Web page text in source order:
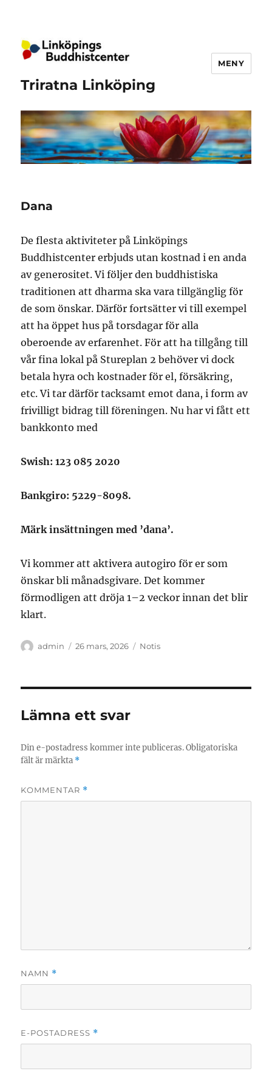
Triratna Linköping
MENY
Dana
De flesta aktiviteter på Linköpings
Buddhistcenter erbjuds utan kostnad i en anda
av generositet. Vi följer den buddhistiska
traditionen att dharma ska vara tillgänglig för
de som önskar. Därför fortsätter vi till exempel
att ha öppet hus på torsdagar för alla
oberoende av erfarenhet. För att ha tillgång till
vår fina lokal på Stureplan 2 behöver vi dock
betala hyra och kostnader för el, försäkring,
etc. Vi tar därför tacksamt emot dana, i form av
frivilligt bidrag till föreningen. Nu har vi fått ett
bankkonto med
Swish: 123 085 2020
Bankgiro: 5229-8098.
Märk insättningen med ’dana’.
Vi kommer att aktivera autogiro för er som
önskar bli månadsgivare. Det kommer
förmodligen att dröja 1–2 veckor innan det blir
klart.
Författare
admin
Publicerat
26 mars, 2026 Format
Notis
Lämna ett svar
Din e-postadress kommer inte publiceras. Obligatoriska
fält är märkta *
KOMMENTAR *
NAMN *
E-POSTADRESS *